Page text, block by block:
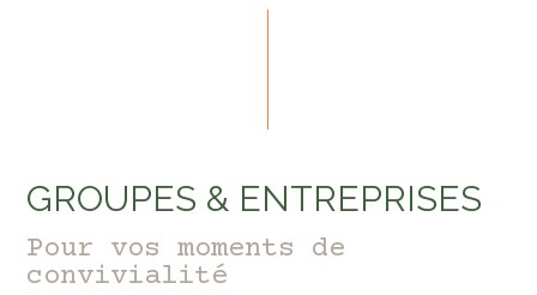
GROUPES & ENTREPRISES
Pour vos moments de
convivialité